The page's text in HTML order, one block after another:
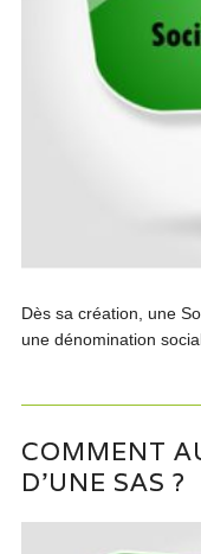
Dès sa création, une
une dénomination
COMMENT
D’UNE SAS ?